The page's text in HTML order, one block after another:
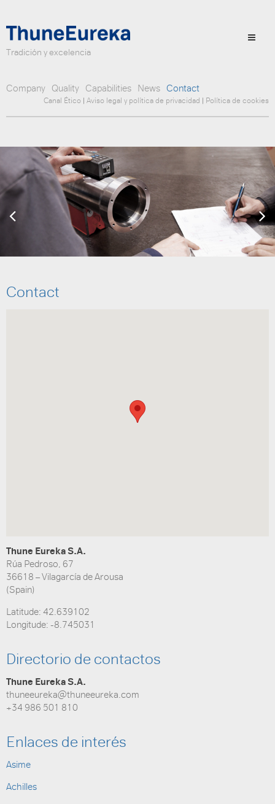
Tradición y excelencia
Company Quality Capabilities News Contact
Canal Ético Aviso legal y política de privacidad Política de cookies
Contact
Thune Eureka S.A.
Rúa Pedroso, 67
36618 – Vilagarcía de Arousa
(Spain)
Latitude: 42.639102
Longitude: -8.745031
Directorio de contactos
Thune Eureka S.A.
thuneeureka@thuneeureka.com
+34 986 501 810
Enlaces de interés
Asime
Achilles